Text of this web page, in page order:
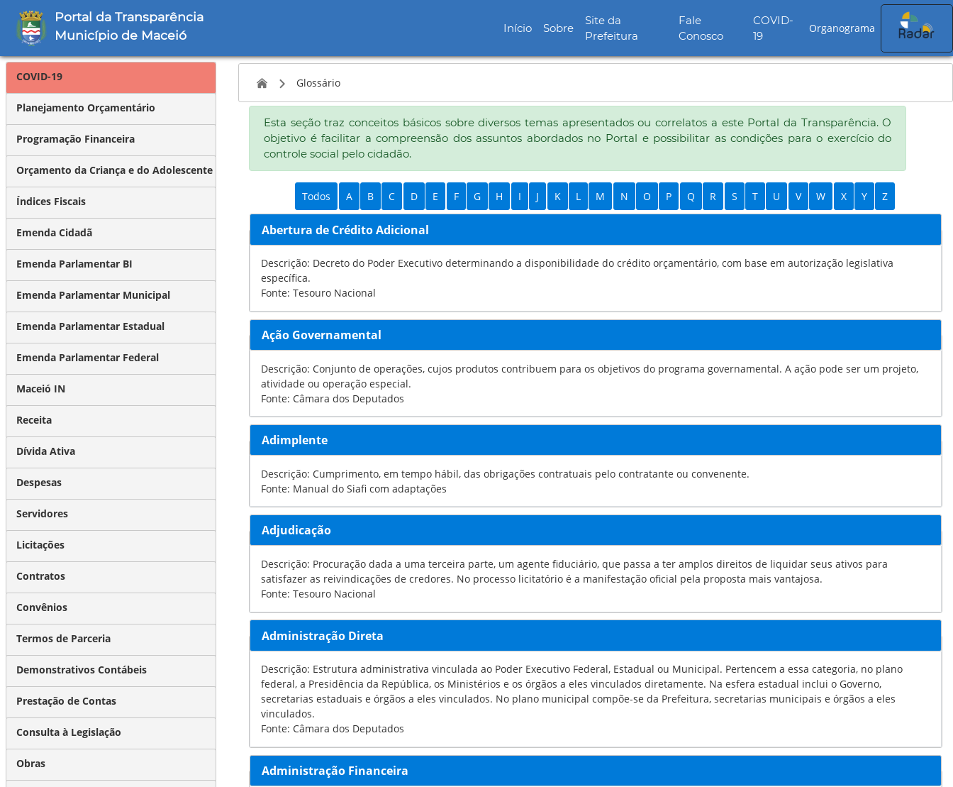
Portal da Transparência
Município de Maceió
Início Sobre
Site da
Prefeitura
Fale
Conosco
COVID-
19
Organograma
COVID-19
Planejamento Orçamentário
Programação Financeira
Orçamento da Criança e do Adolescente
Índices Fiscais
Emenda Cidadã
Emenda Parlamentar BI
Emenda Parlamentar Municipal
Emenda Parlamentar Estadual
Emenda Parlamentar Federal
Maceió IN
Receita
Dívida Ativa
Despesas
Servidores
Licitações
Contratos
Convênios
Termos de Parceria
Demonstrativos Contábeis
Prestação de Contas
Consulta à Legislação
Obras
Glossário
Esta seção traz conceitos básicos sobre diversos temas apresentados ou correlatos a este Portal da Transparência. O
objetivo é facilitar a compreensão dos assuntos abordados no Portal e possibilitar as condições para o exercício do
controle social pelo cidadão.
Todos A B C D E F G H I J K L M N O P Q R S T U V W X Y Z
Abertura de Crédito Adicional
Descrição: Decreto do Poder Executivo determinando a disponibilidade do crédito orçamentário, com base em autorização legislativa
específica.
Fonte: Tesouro Nacional
Ação Governamental
Descrição: Conjunto de operações, cujos produtos contribuem para os objetivos do programa governamental. A ação pode ser um projeto,
atividade ou operação especial.
Fonte: Câmara dos Deputados
Adimplente
Descrição: Cumprimento, em tempo hábil, das obrigações contratuais pelo contratante ou convenente.
Fonte: Manual do Siafi com adaptações
Adjudicação
Descrição: Procuração dada a uma terceira parte, um agente fiduciário, que passa a ter amplos direitos de liquidar seus ativos para
satisfazer as reivindicações de credores. No processo licitatório é a manifestação oficial pela proposta mais vantajosa.
Fonte: Tesouro Nacional
Administração Direta
Descrição: Estrutura administrativa vinculada ao Poder Executivo Federal, Estadual ou Municipal. Pertencem a essa categoria, no plano
federal, a Presidência da República, os Ministérios e os órgãos a eles vinculados diretamente. Na esfera estadual inclui o Governo,
secretarias estaduais e órgãos a eles vinculados. No plano municipal compõe-se da Prefeitura, secretarias municipais e órgãos a eles
vinculados.
Fonte: Câmara dos Deputados
Administração Financeira